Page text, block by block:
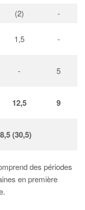
(2)
-
1,5 -
- 5
12,5 9
(30,5)
des périodes
en première